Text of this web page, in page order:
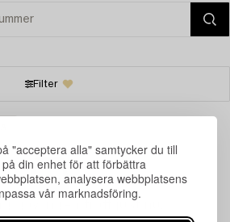
"acceptera alla" samtycker du till
din enhet för att förbättra
analysera webbplatsens
vår marknadsföring.
Filter
gav ingen träff just nu.